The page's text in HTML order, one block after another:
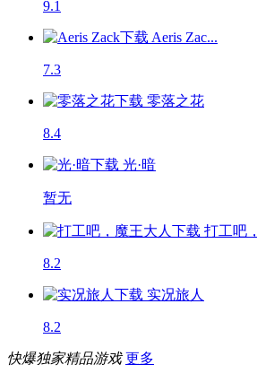
9.1
Aeris Zac...
7.3
零落之花
8.4
光·暗
暂无
打工吧
8.2
实况旅人
8.2
快爆独家精品游戏 更多